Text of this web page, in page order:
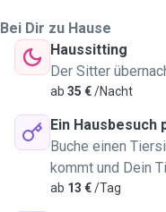
Bei Dir zu Hause
Haussitting
Der Sitter
ab 35 €/Nacht
Ein Hausbesuch
Buche einen
kommt und Dein
ab 13 €/Tag